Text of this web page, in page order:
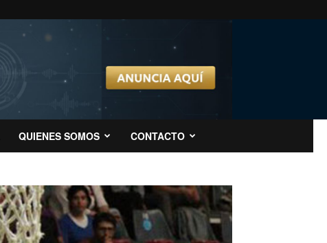
QUIENES SOMOS CONTACTO